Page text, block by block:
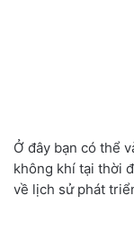
Ở đây bạn có thể
không khí tại thời
về lịch sử phát